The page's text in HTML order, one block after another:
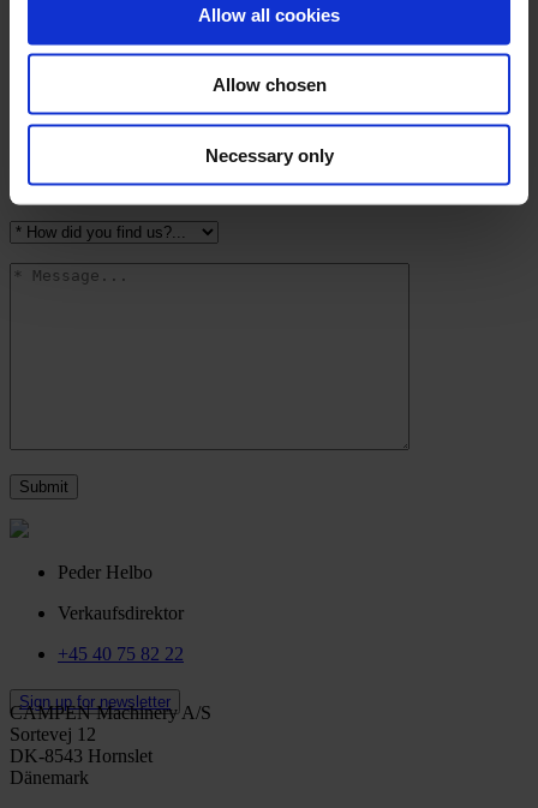
Allow all cookies
Allow chosen
Necessary only
Peder Helbo
Verkaufsdirektor
+45 40 75 82 22
Sign up for newsletter
CAMPEN Machinery A/S
Sortevej 12
DK-8543 Hornslet
Dänemark